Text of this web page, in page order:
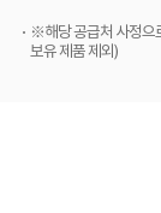
※해당 공급처 사정으
보유 제품 제외)